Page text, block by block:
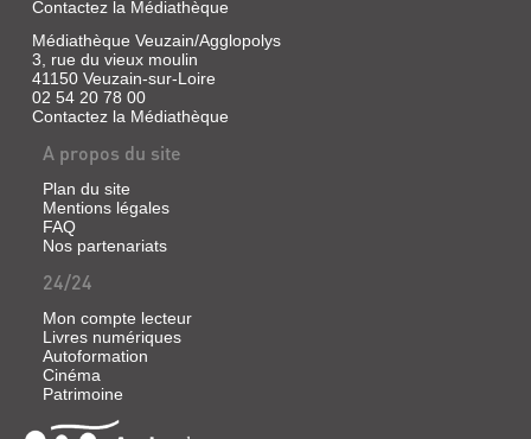
Contactez la Médiathèque
Médiathèque Veuzain/Agglopolys
3, rue du vieux moulin
41150 Veuzain-sur-Loire
02 54 20 78 00
Contactez la Médiathèque
A propos du site
Plan du site
Mentions légales
FAQ
Nos partenariats
24/24
Mon compte lecteur
Livres numériques
Autoformation
Cinéma
Patrimoine